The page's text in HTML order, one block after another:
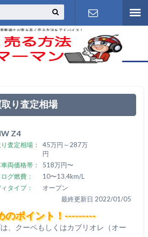
整備士が車を高く売る方法をアドバイス！
お問い合わ
せ
り査定相場
Z4
査定相場：
45万円～287万
円
両価格帯：
518万円〜
グ燃費：
10〜13.4km/L
タイプ：
オープン
最終更新日 2022/01/05
のポイント！---------
、クーペもしくはカブリオレ（オー